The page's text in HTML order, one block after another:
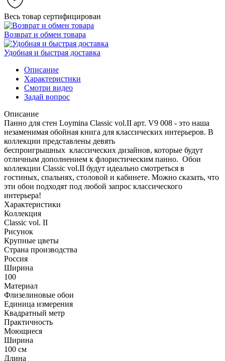
Весь товар сертифицирован
Возврат и обмен товара
Удобная и быстрая доставка
Описание
Характеристики
Смотри видео
Задай вопрос
Описание
Панно для стен Loymina Classic vol.II арт. V9 008 - это наша
незаменимая обойная книга для классических интерьеров. В
коллекции представлены девять
беспроигрышных классических дизайнов, которые будут
отличным дополнением к флористическим панно. Обои
коллекции Classic vol.II будут идеально смотреться в
гостиных, спальнях, столовой и кабинете. Можно сказать, что
эти обои подходят под любой запрос классического
интерьера!
Характеристики
Коллекция
Classic vol. II
Рисунок
Крупные цветы
Страна производства
Россия
Ширина
100
Материал
Флизелиновые обои
Единица измерения
Квадратный метр
Практичность
Моющиеся
Ширина
100 см
Длина